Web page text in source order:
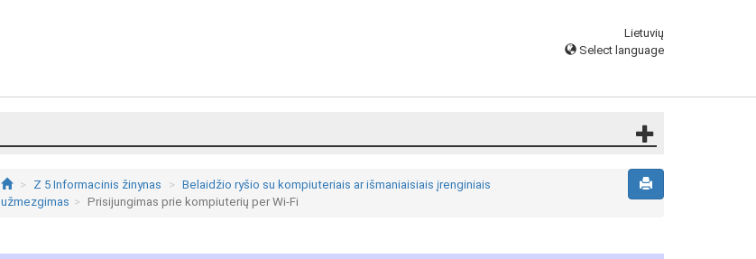
Lietuvių
Select language
Z 5 Informacinis žinynas
Belaidžio ryšio su kompiuteriais ar išmaniaisiais įrenginiais
užmezgimas
Prisijungimas prie kompiuterių per Wi-Fi